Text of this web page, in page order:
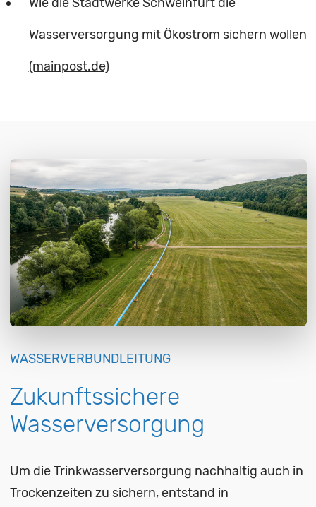
Wasserversorgung mit Ökostrom sichern wollen
(mainpost.de)
WASSERVERBUNDLEITUNG
Zukunftssichere
Wasserversorgung
Um die Trinkwasserversorgung nachhaltig auch in
Trockenzeiten zu sichern, entstand in